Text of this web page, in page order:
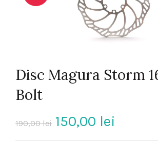
Disc Magura Storm
Bolt
190,00lei Prețul
150,00 lei